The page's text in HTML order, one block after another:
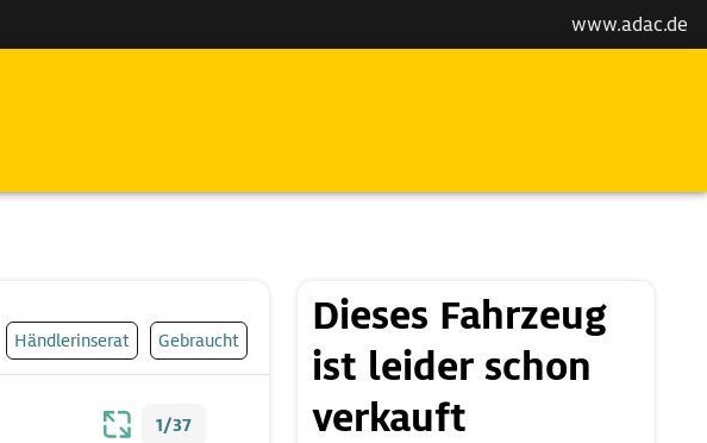
www.adac.de
Händlerinserat Gebraucht
1/37
Dieses Fahrzeug
ist leider schon
verkauft